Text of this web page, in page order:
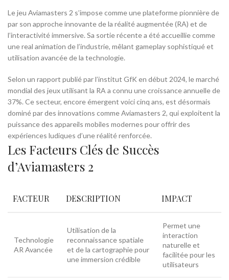
Le jeu Aviamasters 2 s’impose comme une plateforme pionnière de
par son approche innovante de la réalité augmentée (RA) et de
l’interactivité immersive. Sa sortie récente a été accueillie comme
une real animation de l’industrie, mêlant gameplay sophistiqué et
utilisation avancée de la technologie.
Selon un rapport publié par l’institut GfK en début 2024, le marché
mondial des jeux utilisant la RA a connu une croissance annuelle de
37%. Ce secteur, encore émergent voici cinq ans, est désormais
dominé par des innovations comme Aviamasters 2, qui exploitent la
puissance des appareils mobiles modernes pour offrir des
expériences ludiques d’une réalité renforcée.
Les Facteurs Clés de Succès
d’Aviamasters 2
FACTEUR DESCRIPTION IMPACT
Technologie
AR Avancée
Utilisation de la
reconnaissance spatiale
et de la cartographie pour
une immersion crédible
Permet une
interaction
naturelle et
facilitée pour les
utilisateurs